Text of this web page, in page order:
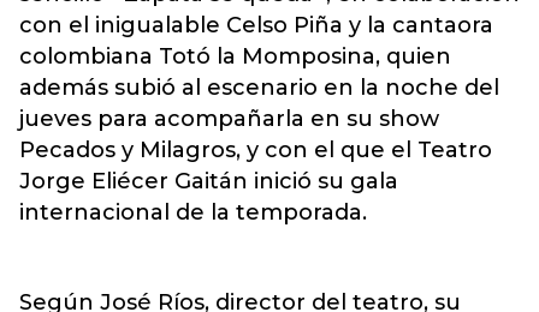
con el inigualable Celso Piña y la cantaora
colombiana Totó la Momposina, quien
además subió al escenario en la noche del
jueves para acompañarla en su show
Pecados y Milagros, y con el que el Teatro
Jorge Eliécer Gaitán inició su gala
internacional de la temporada.
Según José Ríos, director del teatro, su